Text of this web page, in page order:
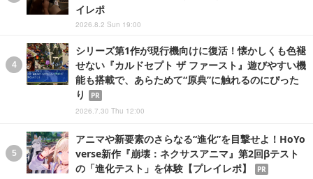
イレポ
2026.8.2 Sun 19:00
シリーズ第1作が現行機向けに復活！懐かしくも色褪
せない『カルドセプト ザ ファースト』遊びやすい機
能も搭載で、あらためて“原典”に触れるのにぴった
り
PR
2026.7.30 Thu 12:00
アニマや新要素のさらなる“進化”を目撃せよ！HoYo
verse新作『崩壊：ネクサスアニマ』第2回βテスト
の「進化テスト」を体験【プレイレポ】
PR